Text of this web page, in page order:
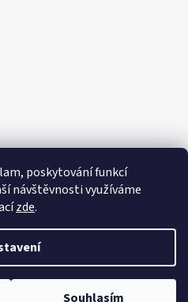
poskytování funkcí
návštěvnosti využíváme
zde.
Souhlasím
Shoptet